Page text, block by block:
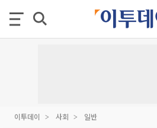
이투데이 사회 일반